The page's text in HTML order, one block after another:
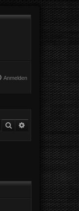
Anmelden
Suche Erweiterte Suche